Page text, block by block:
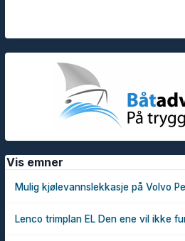
Vis emner
Mulig kjølevannslekkasje på Volvo
Lenco trimplan EL Den ene vil ikke